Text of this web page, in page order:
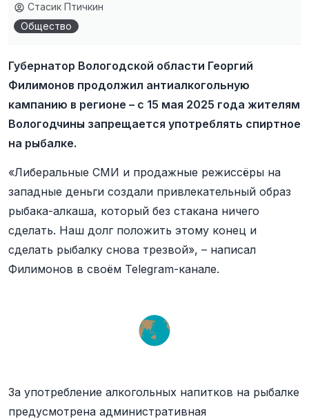
Стасик Птичкин
Общество
Губернатор Вологодской области Георгий
Филимонов продолжил антиалкогольную
кампанию в регионе – с 15 мая 2025 года жителям
Вологодчины запрещается употреблять спиртное
на рыбалке.
«Либеральные СМИ и продажные режиссёры на
западные деньги создали привлекательный образ
рыбака-алкаша, который без стакана ничего
сделать. Наш долг положить этому конец и
сделать рыбалку снова трезвой», – написал
Филимонов в своём Telegram-канале.
За употребление алкогольных напитков на рыбалке
предусмотрена административная